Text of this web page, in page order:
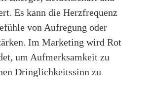
Es kann die Herzfrequenz
von Aufregung oder
Im Marketing wird Rot
um Aufmerksamkeit zu
Dringlichkeitssinn zu